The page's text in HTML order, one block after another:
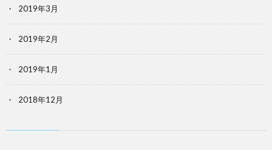
2019年3月
2019年2月
2019年1月
2018年12月